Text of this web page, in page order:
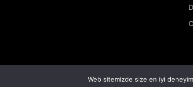
Web sitemizde size en iyi